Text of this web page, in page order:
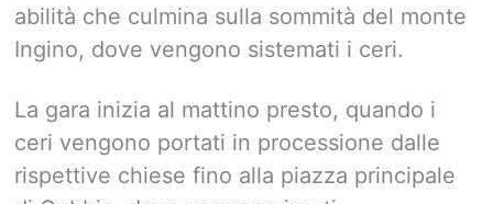
abilità che culmina sulla sommità del monte
Ingino, dove vengono sistemati i ceri.
La gara inizia al mattino presto, quando i
ceri vengono portati in processione dalle
rispettive chiese fino alla piazza principale